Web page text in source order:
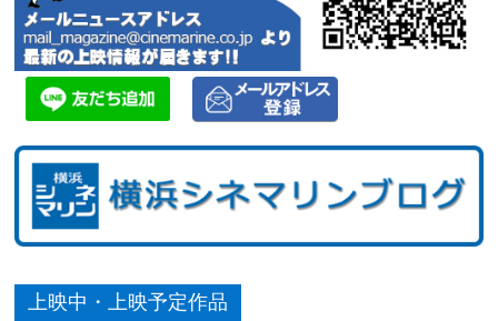
上映中・上映予定作品